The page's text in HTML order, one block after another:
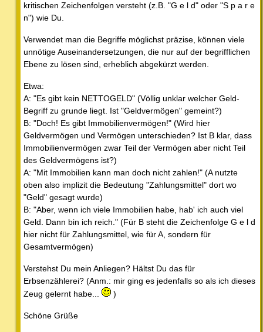
kritischen Zeichenfolgen versteht (z.B. "G e l d" oder "S p a r e
n") wie Du.
Verwendet man die Begriffe möglichst präzise, können viele
unnötige Auseinandersetzungen, die nur auf der begrifflichen
Ebene zu lösen sind, erheblich abgekürzt werden.
Etwa:
A: "Es gibt kein NETTOGELD" (Völlig unklar welcher Geld-
Begriff zu grunde liegt. Ist "Geldvermögen" gemeint?)
B: "Doch! Es gibt Immobilienvermögen!" (Wird hier
Geldvermögen und Vermögen unterschieden? Ist B klar, dass
Immobilienvermögen zwar Teil der Vermögen aber nicht Teil
des Geldvermögens ist?)
A: "Mit Immobilien kann man doch nicht zahlen!" (A nutzte
oben also implizit die Bedeutung "Zahlungsmittel" dort wo
"Geld" gesagt wurde)
B: "Aber, wenn ich viele Immobilien habe, hab' ich auch viel
Geld. Dann bin ich reich." (Für B steht die Zeichenfolge G e l d
hier nicht für Zahlungsmittel, wie für A, sondern für
Gesamtvermögen)
Verstehst Du mein Anliegen? Hältst Du das für
Erbsenzählerei? (Anm.: mir ging es jedenfalls so als ich dieses
Zeug gelernt habe...
)
Schöne Grüße